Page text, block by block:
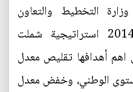
التخطيط والتعاون
الإنمائي للمدة من 2010-2014 استراتيجية شملت
أهدافها تقليص معدل
على المستوى الوطني، وخفض معدل